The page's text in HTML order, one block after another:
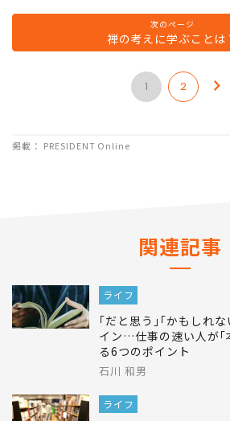
次のページ
禅の考えに学ぶことは
1 2
掲載： PRESIDENT Online
関連記事
ライフ
｢だと思う｣｢かもしれ
イン…仕事の速い人が｢
る6つのポイント
石川 和男
ライフ